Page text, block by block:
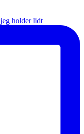
holder lidt